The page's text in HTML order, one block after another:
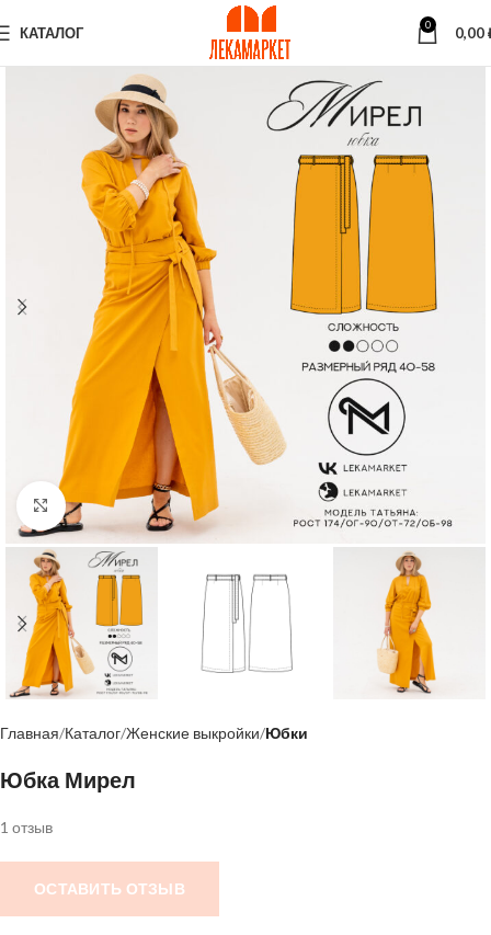
КАТАЛОГ 0 0,00
Нажмите, чтобы увеличить
Главная Каталог Женские выкройки Юбки
Юбка Мирел
1 отзыв
ОСТАВИТЬ ОТЗЫВ